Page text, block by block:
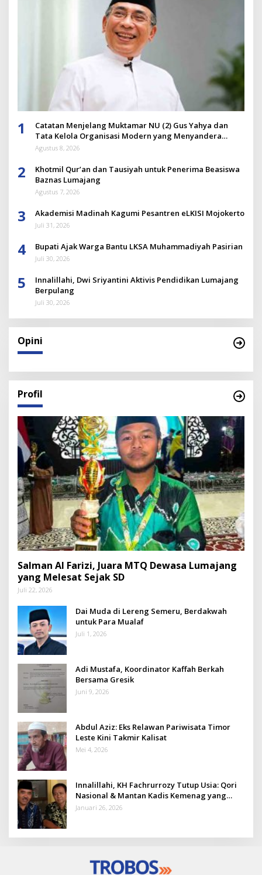
1
Catatan Menjelang Muktamar NU (2) Gus Yahya dan
Tata Kelola Organisasi Modern yang Menyandera
Dirinya
Agustus 8, 2026
2
Khotmil Qur’an dan Tausiyah untuk Penerima Beasiswa
Baznas Lumajang
Agustus 7, 2026
3 Akademisi Madinah Kagumi Pesantren eLKISI Mojokerto
Juli 31, 2026
4 Bupati Ajak Warga Bantu LKSA Muhammadiyah Pasirian
Juli 30, 2026
5
Innalillahi, Dwi Sriyantini Aktivis Pendidikan Lumajang
Berpulang
Juli 30, 2026
Opini
Profil
Salman Al Farizi, Juara MTQ Dewasa Lumajang
yang Melesat Sejak SD
Juli 22, 2026
Dai Muda di Lereng Semeru, Berdakwah
untuk Para Mualaf
Juli 1, 2026
Adi Mustafa, Koordinator Kaffah Berkah
Bersama Gresik
Juni 9, 2026
Abdul Aziz: Eks Relawan Pariwisata Timor
Leste Kini Takmir Kalisat
Mei 4, 2026
Innalillahi, KH Fachrurrozy Tutup Usia: Qori
Nasional & Mantan Kadis Kemenag yang
Penuh Teladan
Januari 26, 2026